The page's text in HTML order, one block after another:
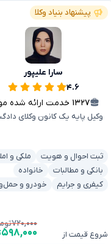
پیشنهاد بنیاد وکلا
سارا علیپور
۴.۶
۱۳۲۷ خدمت ارائه شده موفق
وکیل پایه یک کانون وکلای
ثبت احوال و هویت
ملکی و
بانکی و مطالبات
خانواده
کیفری و جرایم
خودرو و
شروع قیمت از
۷۲۰,۰۰۰
۵۹۸,۰۰۰